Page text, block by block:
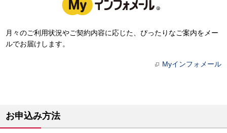
月々のご利用状況やご契約内容に応じた、ぴったりなご案内をメー
ルでお届けします。
Myインフォメール
お申込み方法